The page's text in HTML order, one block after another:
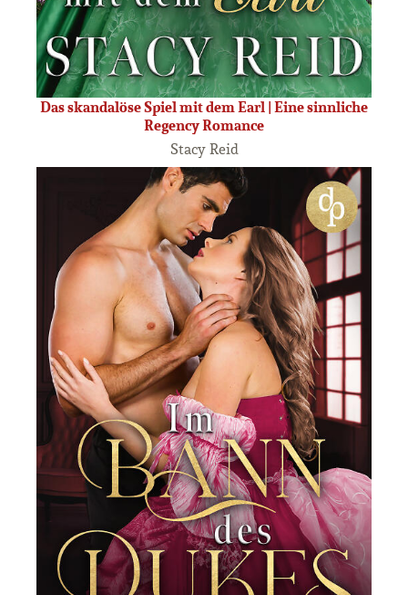
Das skandalöse Spiel mit dem Earl | Eine sinnliche
Regency Romance
Stacy Reid